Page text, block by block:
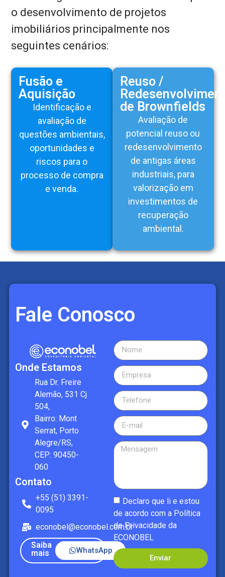
o desenvolvimento de projetos
imobiliários principalmente nos
seguintes cenários:
Fusão e
Aquisição
Identificação e
avaliação de
questões ambientais,
oportunidades e
riscos para o
processo de compra
e venda.
Reuso /
de Brownfields
Avaliação de
potencial reuso ou
redesenvolvimento
de antigas áreas
industriais, para
valorização em
investimentos de
recuperação
ambiental.
Fale Conosco
Onde Estamos
Rua Dr. Freire
Alemão, 531 Cj
504,
Bairro: Mont
Serrat, Porto
Alegre/RS,
CEP: 90450-
060
Contato
+55 (51) 3391-
0095
econobel@econobel.com.br
Saiba
mais
WhatsApp
Declaro que li e estou
de acordo com a Política
de Privacidade da
ECONOBEL
Enviar